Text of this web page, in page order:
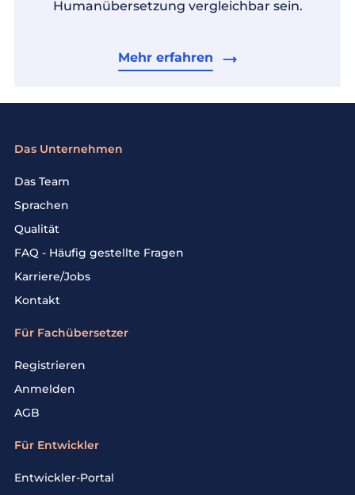
Humanübersetzung vergleichbar sein.
Mehr erfahren
Das Unternehmen
Das Team
Sprachen
Qualität
FAQ - Häufig gestellte Fragen
Karriere/Jobs
Kontakt
Für Fachübersetzer
Registrieren
Anmelden
AGB
Für Entwickler
Entwickler-Portal